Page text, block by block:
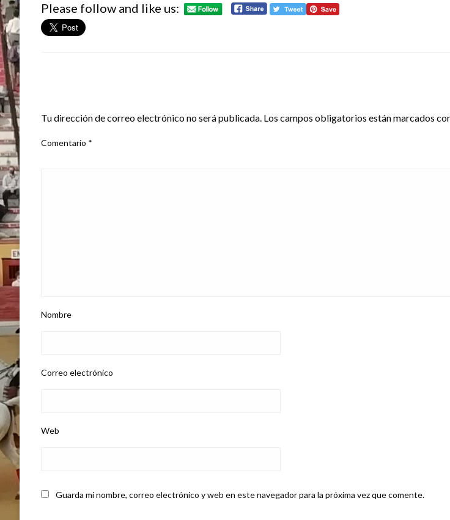
Please follow and like us:
Tu dirección de correo electrónico no será publicada. Los campos obligatorios están marcados
Comentario *
Nombre
Correo electrónico
Web
Guarda mi nombre, correo electrónico y web en este navegador para la próxima vez que comente.